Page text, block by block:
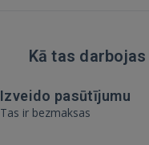
Kā tas darbojas
Izveido pasūtījumu
Tas ir bezmaksas